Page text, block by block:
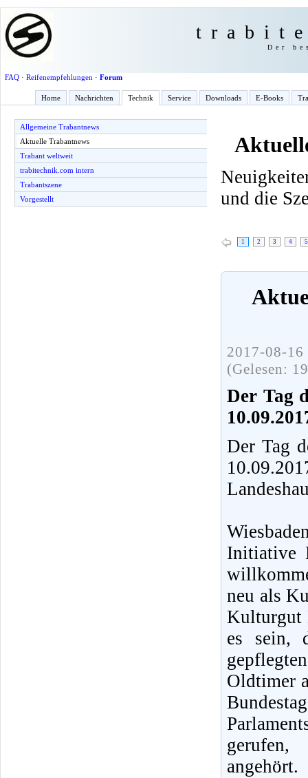
Der
FAQ· Reifenempfehlungen · Forum
Home Nachrichten Technik Service Downloads E-Books
Allgemeine Trabantnews
Aktuelle Trabantnews
Trabant weltweit
trabitechnik.com intern
Trabantszene
Vorgestellt
und die
1 2 3 4 5
2017-08-
(Gelesen:
Der Tag
Der Tag
Initiative
neu als
Kulturgut
es sein,
Oldtimer
angehört.